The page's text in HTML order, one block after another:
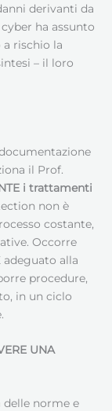
derivanti da
ha assunto
rischio la
– il loro
il Prof.
i trattamenti
non è
costante,
Occorre
adeguato alla
procedure,
in un ciclo
UNA
delle norme e